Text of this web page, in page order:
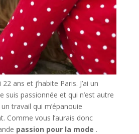
22 ans et j’habite Paris. J’ai un
suis passionnée et qui n’est autre
un travail qui m’épanouie
Comme vous l’aurais donc
passion pour la mode .